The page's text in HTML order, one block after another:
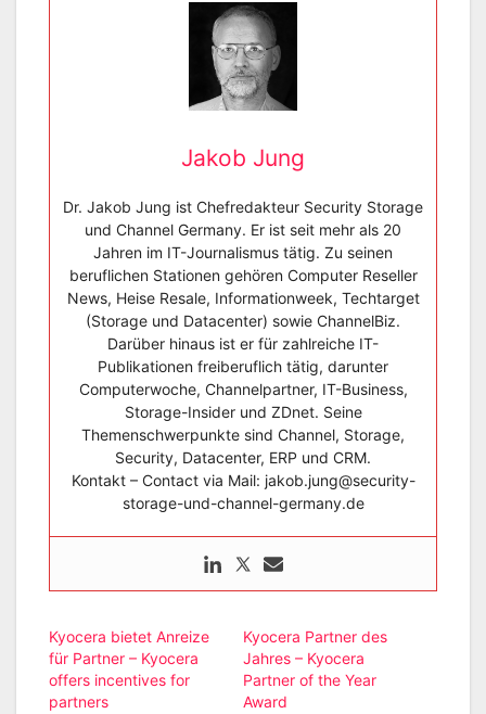
Jakob Jung
Dr. Jakob Jung ist Chefredakteur Security Storage
und Channel Germany. Er ist seit mehr als 20
Jahren im IT-Journalismus tätig. Zu seinen
beruflichen Stationen gehören Computer Reseller
News, Heise Resale, Informationweek, Techtarget
(Storage und Datacenter) sowie ChannelBiz.
Darüber hinaus ist er für zahlreiche IT-
Publikationen freiberuflich tätig, darunter
Computerwoche, Channelpartner, IT-Business,
Storage-Insider und ZDnet. Seine
Themenschwerpunkte sind Channel, Storage,
Security, Datacenter, ERP und CRM.
Kontakt – Contact via Mail: jakob.jung@security-
storage-und-channel-germany.de
Kyocera bietet Anreize
für Partner – Kyocera
offers incentives for
partners
Kyocera Partner des
Jahres – Kyocera
Partner of the Year
Award